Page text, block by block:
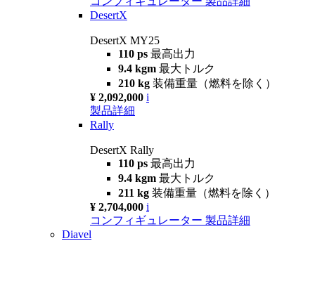
DesertX
DesertX MY25
110 ps 最高出力
9.4 kgm 最大トルク
210 kg 装備重量（燃料を除く）
¥ 2,092,000 i
製品詳細
Rally
DesertX Rally
110 ps 最高出力
9.4 kgm 最大トルク
211 kg 装備重量（燃料を除く）
¥ 2,704,000 i
コンフィギュレーター 製品詳細
Diavel